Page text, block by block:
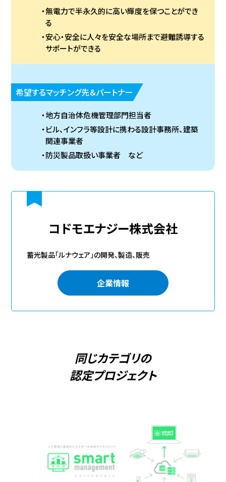
無電力で半永久的に高い輝度を保つことができ
る
安心・安全に人々を安全な場所まで避難誘導する
サポートができる
希望するマッチング先＆パートナー
地方自治体危機管理部門担当者
ビル、インフラ等設計に携わる設計事務所、建築
関連事業者
防災製品取扱い事業者 など
コドモエナジー株式会社
蓄光製品「ルナウェア」の開発、製造、販売
企業情報
同じカテゴリの
認定プロジェクト